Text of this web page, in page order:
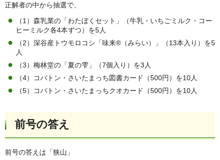
正解者の中から抽選で、
（1）森乳業の「わたぼくセット」（牛乳・いちごミルク・コー
ヒーミルク各4本ずつ）を5人
（2）深谷産トウモロコシ「味来®（みらい）」（13本入り）を5
人
（3）梅林堂の「夏の雫」（7個入り）を3人
（4）コバトン・さいたまっち図書カード（500円）を10人
（5）コバトン・さいたまっちクオカード（500円）を10人
前号の答え
前号の答えは「狭山」